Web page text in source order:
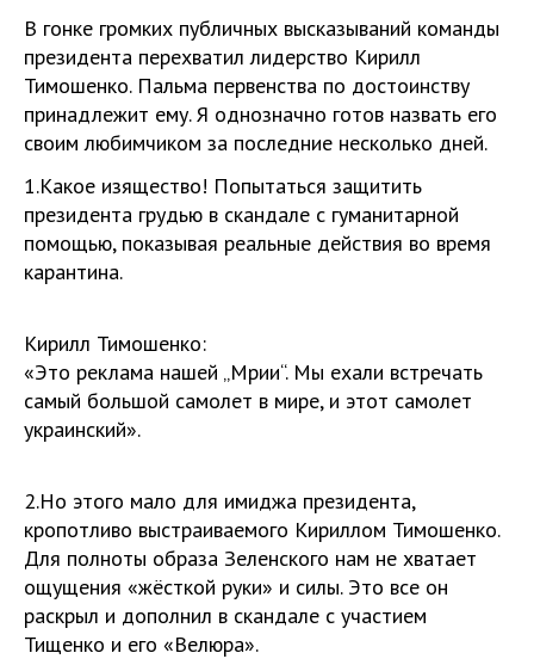
В гонке громких публичных высказываний команды
президента перехватил лидерство Кирилл
Тимошенко. Пальма первенства по достоинству
принадлежит ему. Я однозначно готов назвать его
своим любимчиком за последние несколько дней.
1.Какое изящество! Попытаться защитить
президента грудью в скандале с гуманитарной
помощью, показывая реальные действия во время
карантина.
Кирилл Тимошенко:
«Это реклама нашей „Мрии“. Мы ехали встречать
самый большой самолет в мире, и этот самолет
украинский».
2.Но этого мало для имиджа президента,
кропотливо выстраиваемого Кириллом Тимошенко.
Для полноты образа Зеленского нам не хватает
ощущения «жёсткой руки» и силы. Это все он
раскрыл и дополнил в скандале с участием
Тищенко и его «Велюра».